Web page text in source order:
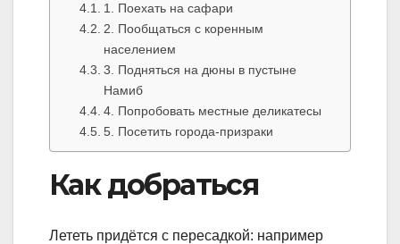
1. Поехать на сафари
2. Пообщаться с коренным
населением
3. Подняться на дюны в пустыне
Намиб
4. Попробовать местные деликатесы
5. Посетить города-призраки
Как добраться
Лететь придётся с пересадкой: например